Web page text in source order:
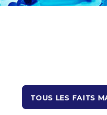
TOUS LES FAITS